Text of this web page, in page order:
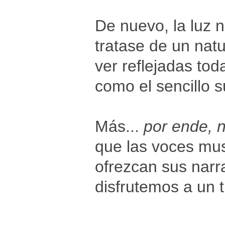
De nuevo, la luz
tratase de un
ver reflejadas
como el sencillo
Más... por ende,
que las voces
ofrezcan sus
disfrutemos a un